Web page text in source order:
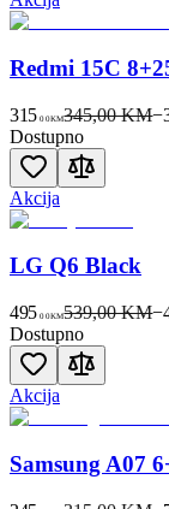
Redmi 15C
315 00KM345,00 KM−
Dostupno
Akcija
LG Q6 Black
495 00KM539,00 KM−
Dostupno
Akcija
Samsung A07